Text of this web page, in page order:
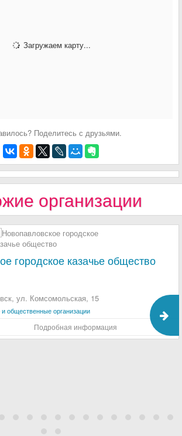
Загружаем карту...
Поделитесь с друзьями.
организации
городское казачье общество
ул. Комсомольская, 15
и общественные организации
Подробная информация